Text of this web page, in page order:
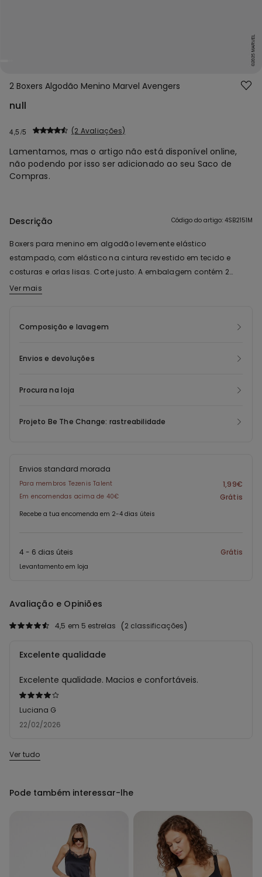
2 Boxers Algodão Menino Marvel Avengers
null
4,5 2 Avaliações
Lamentamos, mas o artigo não está disponível online,
não podendo por isso ser adicionado ao seu Saco de
Compras.
Descrição Código do artigo: 4SB2151M
Boxers para menino em algodão levemente elástico
estampado, com elástico na cintura revestido em tecido e
costuras e orlas lisas. Corte justo. A embalagem contém 2
boxers.
Ver mais
Composição e lavagem
Envios e devoluções
Procura na loja
Projeto Be The Change: rastreabilidade
Envios standard morada
Para membros Tezenis Talent 1,99€
Em encomendas acima de 40€ Grátis
Recebe a tua encomenda em 2-4 dias úteis
4 - 6 dias úteis Grátis
Levantamento em loja
Avaliação e Opiniões
2 classificações
4,5 em 5 estrelas
Atribuiu
4
em
22/02/2026
Luciana G
Excelente qualidade
Excelente qualidade. Macios e confortáveis.
Ver tudo
Pode também interessar-lhe